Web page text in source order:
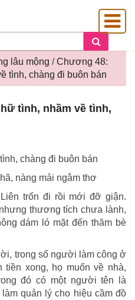
lâu mộng /Chương 48:
tình, chàng đi buôn bán
48:
chữ
tình,
nhầm
về
tình,
chàng
bán
tình, nhầm về tình,
chàng đi buôn bán
nàng mải ngâm thơ
trốn đi rồi mới đỡ giận.
thương tích chưa lành,
dám ló mặt đến thăm bè
trong số người làm công ở
xong, họ muốn về nhà,
đó có một người tên là
quản lý cho hiệu cầm đồ